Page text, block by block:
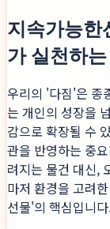
지속가능한
가 실천하
우리의 '다짐'은 종
는 개인의 성장을
감으로 확장될 수
관을 반영하는 중
려지는 물건 대신,
마저 환경을 고려
선물'의 핵심입니